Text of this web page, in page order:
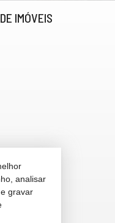
IMÓVEIS
analisar
gravar